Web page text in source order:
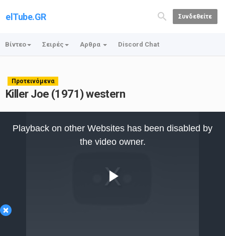
elTube.GR Συνδεθείτε
Βίντεο Σειρές Αρθρα Discord Chat
Προτεινόμενα
Killer Joe (1971) western
×
Playback on other Websites has been disabled by
the video owner.